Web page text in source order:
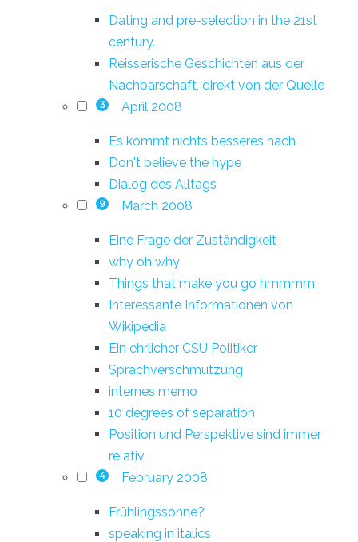
Dating and pre-selection in the 21st
century.
Reisserische Geschichten aus der
Nachbarschaft, direkt von der Quelle
3 April 2008
Es kommt nichts besseres nach
Don't believe the hype
Dialog des Alltags
9 March 2008
Eine Frage der Zuständigkeit
why oh why
Things that make you go hmmmm
Interessante Informationen von
Wikipedia
Ein ehrlicher CSU Politiker
Sprachverschmutzung
internes memo
10 degrees of separation
Position und Perspektive sind immer
relativ
4 February 2008
Frühlingssonne?
speaking in italics